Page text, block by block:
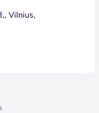
Vilnius,